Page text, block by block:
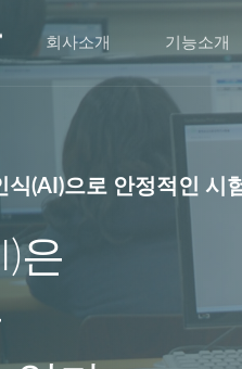
회사소개 기능소개
식(AI)으로 안정적인 시
은